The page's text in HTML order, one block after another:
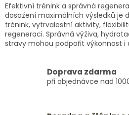
Efektivní trénink a správná
dosažení maximálních výsledků je
trénink, vytrvalostní aktivity,
regeneraci. Správná výživa,
stravy mohou podpořit výkonnost i
Doprava zdarma
při objednávce nad